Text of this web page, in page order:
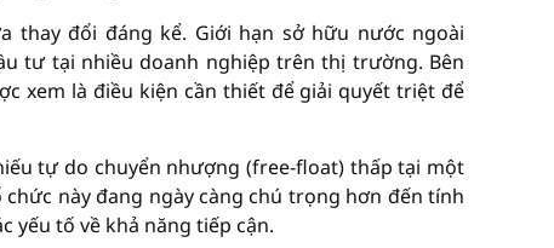
thay đổi đáng kể. Giới hạn sở hữu nước ngoài
tư tại nhiều doanh nghiệp trên thị trường. Bên
xem là điều kiện cần thiết để giải quyết triệt để
tự do chuyển nhượng (free-float) thấp tại một
này đang ngày càng chú trọng hơn đến tính
yếu tố về khả năng tiếp cận.